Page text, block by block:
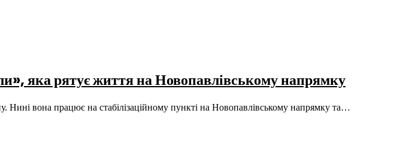
яка рятує життя на Новопавлівському напрямку
Нині вона працює на стабілізаційному пункті на Новопавлівському напрямку та…